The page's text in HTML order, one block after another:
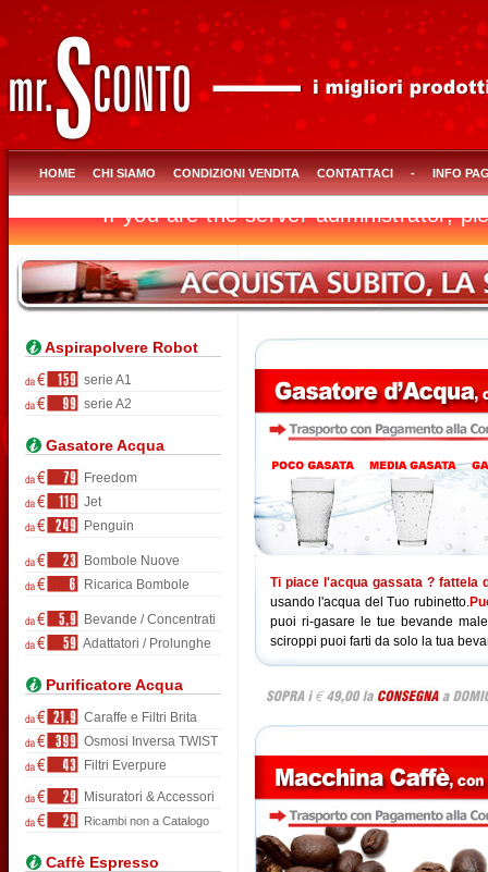
HOME CHI SIAMO CONDIZIONI VENDITA CONTATTACI - INFO
Aspirapolvere Robot
serie A1
serie A2
Gasatore Acqua
Freedom
Jet
Penguin
Bombole Nuove
Ricarica Bombole
Bevande / Concentrati
Adattatori / Prolunghe
Purificatore Acqua
Caraffe e Filtri Brita
Osmosi Inversa TWIST
Filtri Everpure
Misuratori & Accessori
Ricambi non a Catalogo
Caffè Espresso
Ti piace l'acqua gassata ? fattela
usando l'acqua del Tuo rubinetto.
puoi ri-gasare le tue bevande
sciroppi puoi farti da solo la tua